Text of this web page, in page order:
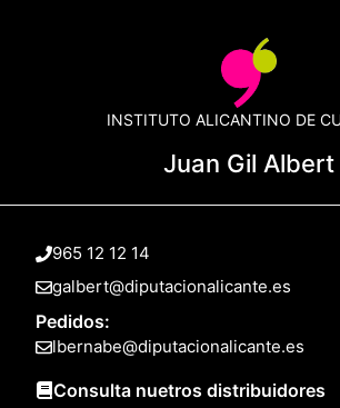
INSTITUTO ALICANTINO DE
Juan Gil Albert
965 12 12 14
galbert@diputacionalicante.es
Pedidos:
lbernabe@diputacionalicante.es
Consulta nuetros distribuidores